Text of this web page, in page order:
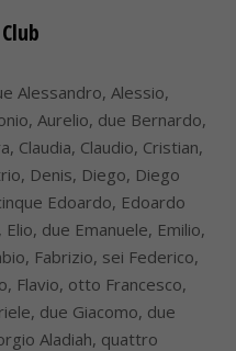
Alessandro, Alessio,
Aurelio, due Bernardo,
Claudia, Claudio, Cristian,
Denis, Diego, Diego
Edoardo, Edoardo
due Emanuele, Emilio,
Fabrizio, sei Federico,
Flavio, otto Francesco,
due Giacomo, due
Aladiah, quattro